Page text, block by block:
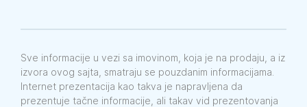
Sve informacije u vezi sa imovinom, koja je na prodaju, a iz
izvora ovog sajta, smatraju se pouzdanim informacijama.
Internet prezentacija kao takva je napravljena da
prezentuje tačne informacije, ali takav vid prezentovanja